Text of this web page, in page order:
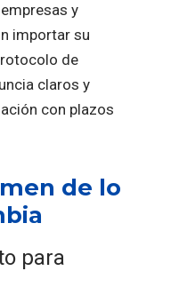
y
importar su
de
claros y
con plazos
de lo
para